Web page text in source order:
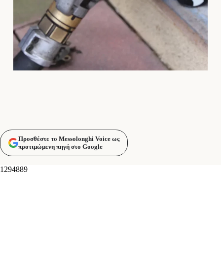
Προσθέστε το Messolonghi Voice ως
προτιμώμενη πηγή στο Google